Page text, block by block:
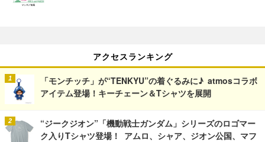
アクセスランキング
「モンチッチ」が“TENKYU”の着ぐるみに♪ atmosコラボ
アイテム登場！キーチェーン＆Tシャツを展開
“ジークジオン”「機動戦士ガンダム」シリーズのロゴマー
ク入りTシャツ登場！ アムロ、シャア、ジオン公国、マフ